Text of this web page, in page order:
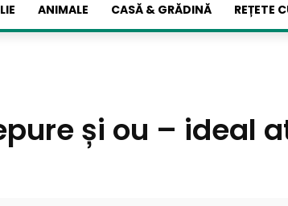
ANIMALE CASĂ & GRĂDINĂ REȚETE
și ou – ideal